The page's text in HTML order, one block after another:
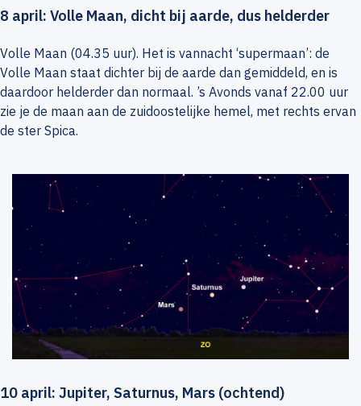
8 april: Volle Maan, dicht bij aarde, dus helderder
Volle Maan (04.35 uur). Het is vannacht ‘supermaan’: de
Volle Maan staat dichter bij de aarde dan gemiddeld, en is
daardoor helderder dan normaal. ’s Avonds vanaf 22.00 uur
zie je de maan aan de zuidoostelijke hemel, met rechts ervan
de ster Spica.
10 april: Jupiter, Saturnus, Mars (ochtend)